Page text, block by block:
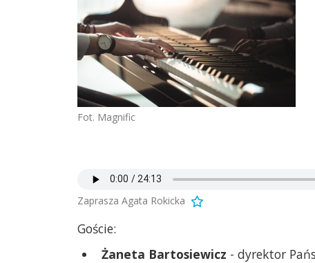
Fot. Magnific
Zaprasza Agata Rokicka
Goście:
Żaneta Bartosiewicz - dyrektor